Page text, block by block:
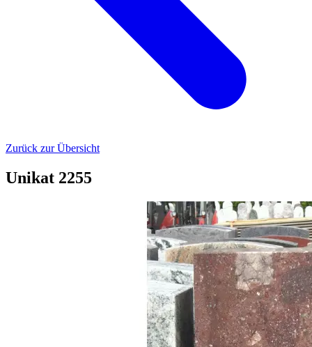
Zurück zur Übersicht
Unikat 2255